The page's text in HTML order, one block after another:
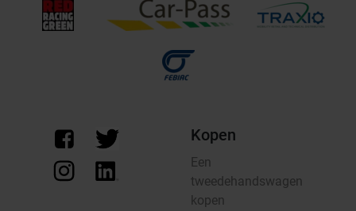
Kopen
Een
tweedehandswagen
kopen